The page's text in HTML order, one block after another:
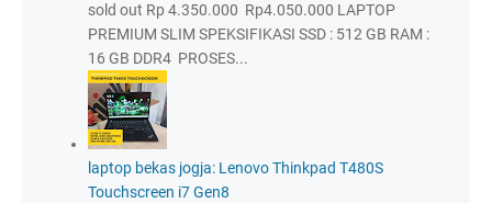
sold out Rp 4.350.000 Rp4.050.000 LAPTOP
PREMIUM SLIM SPEKSIFIKASI SSD : 512 GB RAM :
16 GB DDR4 PROSES...
laptop bekas jogja: Lenovo Thinkpad T480S
Touchscreen i7 Gen8